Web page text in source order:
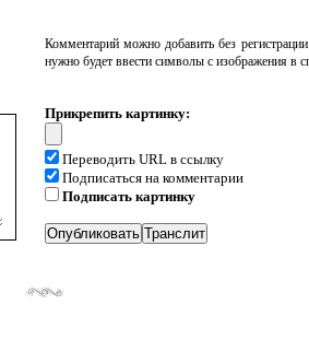
Комментарий можно добавить без
нужно будет ввести символы с изображения в
Прикрепить картинку:
Переводить URL в ссылку
Подписаться на комментарии
Подписать картинку